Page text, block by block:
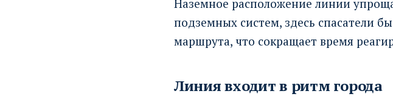
Наземное расположение линии
подземных систем, здесь спасатели
маршрута, что сокращает время
Линия входит в ритм города